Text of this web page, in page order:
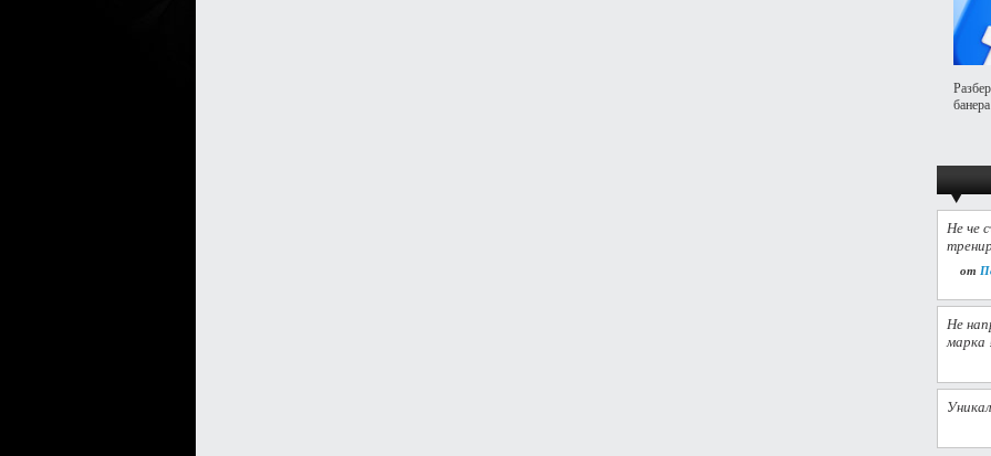
банера
Не че
от
Не
марка